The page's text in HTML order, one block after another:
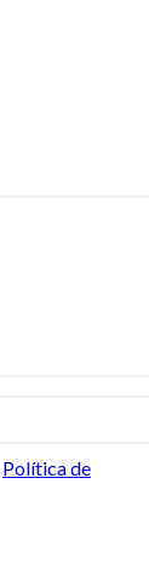
Política de